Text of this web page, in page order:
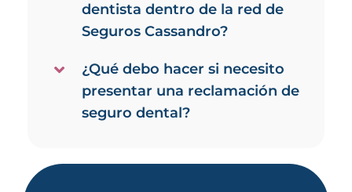
dentista dentro de la red de
Seguros Cassandro?
¿Qué debo hacer si necesito
presentar una reclamación de
seguro dental?